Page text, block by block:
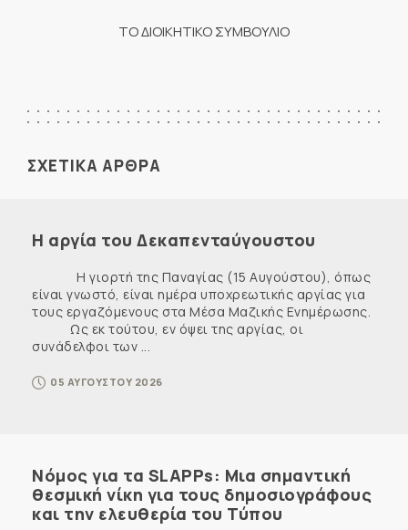
ΤΟ ΔΙΟΙΚΗΤΙΚΟ ΣΥΜΒΟΥΛΙΟ
ΣΧΕΤΙΚΑ ΑΡΘΡΑ
Η αργία του Δεκαπενταύγουστου
Η γιορτή της Παναγίας (15 Αυγούστου), όπως
είναι γνωστό, είναι ημέρα υποχρεωτικής αργίας για
τους εργαζόμενους στα Μέσα Μαζικής Ενημέρωσης.
Ως εκ τούτου, εν όψει της αργίας, οι
συνάδελφοι των ...
05 ΑΥΓΟΥΣΤΟΥ 2026
Νόμος για τα SLAPPs: Μια σημαντική
θεσμική νίκη για τους δημοσιογράφους
και την ελευθερία του Τύπου